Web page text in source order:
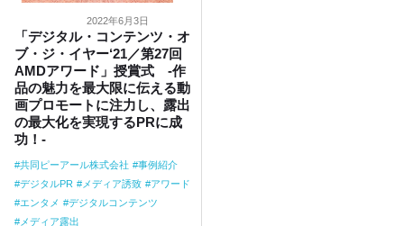
2022年6月3日
「デジタル・コンテンツ・オ
ブ・ジ・イヤー‘21／第27回
AMDアワード」授賞式 -作
品の魅力を最大限に伝える動
画プロモートに注力し、露出
の最大化を実現するPRに成
功！-
共同ピーアール株式会社
事例紹介
デジタルPR
メディア誘致
アワード
エンタメ
デジタルコンテンツ
メディア露出